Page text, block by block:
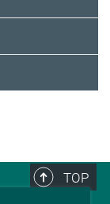
TOP